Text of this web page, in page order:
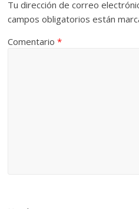
Tu dirección de correo
campos obligatorios están
Comentario*